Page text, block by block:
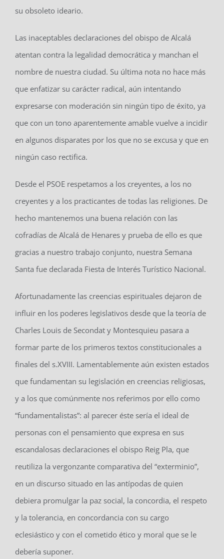
su obsoleto ideario.
Las inaceptables declaraciones del obispo de Alcalá
atentan contra la legalidad democrática y manchan el
nombre de nuestra ciudad. Su última nota no hace más
que enfatizar su carácter radical, aún intentando
expresarse con moderación sin ningún tipo de éxito, ya
que con un tono aparentemente amable vuelve a incidir
en algunos disparates por los que no se excusa y que en
ningún caso rectifica.
Desde el PSOE respetamos a los creyentes, a los no
creyentes y a los practicantes de todas las religiones. De
hecho mantenemos una buena relación con las
cofradías de Alcalá de Henares y prueba de ello es que
gracias a nuestro trabajo conjunto, nuestra Semana
Santa fue declarada Fiesta de Interés Turístico Nacional.
Afortunadamente las creencias espirituales dejaron de
influir en los poderes legislativos desde que la teoría de
Charles Louis de Secondat y Montesquieu pasara a
formar parte de los primeros textos constitucionales a
finales del s.XVIII. Lamentablemente aún existen estados
que fundamentan su legislación en creencias religiosas,
y a los que comúnmente nos referimos por ello como
“fundamentalistas”: al parecer éste sería el ideal de
personas con el pensamiento que expresa en sus
escandalosas declaraciones el obispo Reig Pla, que
reutiliza la vergonzante comparativa del “exterminio”,
en un discurso situado en las antípodas de quien
debiera promulgar la paz social, la concordia, el respeto
y la tolerancia, en concordancia con su cargo
eclesiástico y con el cometido ético y moral que se le
debería suponer.